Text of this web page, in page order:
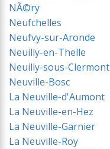
NÃ©ry
Neufchelles
Neufvy-sur-Aronde
Neuilly-en-Thelle
Neuilly-sous-Clermont
Neuville-Bosc
La Neuville-d'Aumont
La Neuville-en-Hez
La Neuville-Garnier
La Neuville-Roy